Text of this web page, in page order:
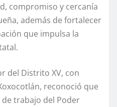
compromiso y cercanía
además de fortalecer
que impulsa la
del Distrito XV, con
reconoció que
trabajo del Poder